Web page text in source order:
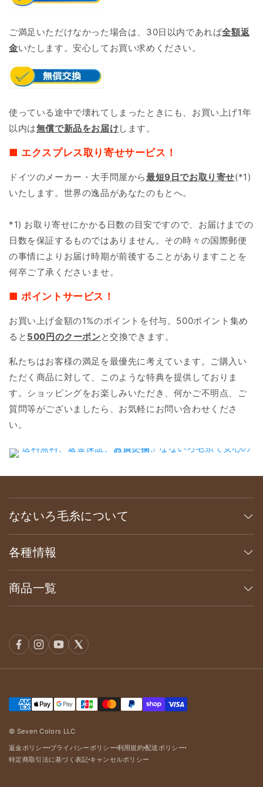
ご満足いただけなかった場合は、30日以内であれば全額返
金いたします。安心してお買い求めください。
使っている途中で壊れてしまったときにも、お買い上げ1年
以内は無償で新品をお届けします。
■ エクスプレス取り寄せサービス！
ドイツのメーカー・大手問屋から最短9日でお取り寄せ(*1)
いたします。世界の逸品があなたのもとへ。
*1) お取り寄せにかかる日数の目安ですので、お届けまでの
日数を保証するものではありません。その時々の国際郵便
の事情によりお届け時期が前後することがありますことを
何卒ご了承くださいませ。
■ ポイントサービス！
お買い上げ金額の1%のポイントを付与。500ポイント集め
ると 500円のクーポンと交換できます。
私たちはお客様の満足を最優先に考えています。ご購入い
ただく商品に対して、このような特典を提供しておりま
す。ショッピングをお楽しみいただき、何かご不明点、ご
質問等がございましたら、お気軽にお問い合わせくださ
い。
なないろ毛糸について
各種情報
商品一覧
© Seven Colors LLC
返金ポリシー
dot
プライバシーポリシー
dot
利用規約
dot
配送ポリシー
特定商取引法に基づく表記
dot
キャンセルポリシー